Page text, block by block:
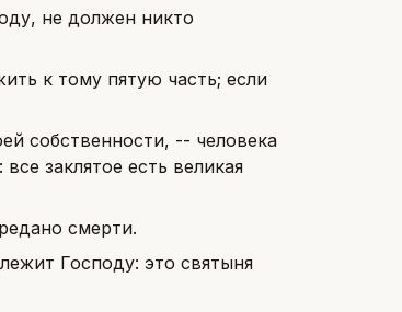
не должен никто
к тому пятую часть; если
собственности, -- человека
заклятое есть великая
смерти.
Господу: это святыня